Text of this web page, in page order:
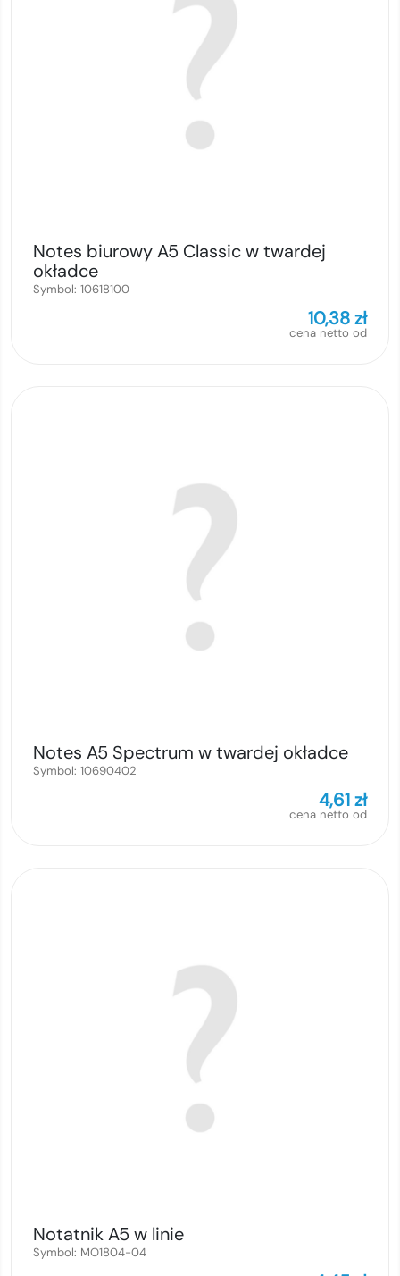
Notes biurowy A5 Classic w twardej
okładce
Symbol: 10618100
10,38zł
cena netto od
Notes A5 Spectrum w twardej okładce
Symbol: 10690402
4,61zł
cena netto od
Notatnik A5 w linie
Symbol: MO1804-04